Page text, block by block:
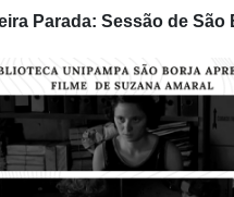
Parada: Sessão de São